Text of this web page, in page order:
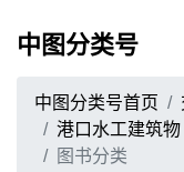
中图分类号
中图分类号首页
港口水工建筑物
图书分类